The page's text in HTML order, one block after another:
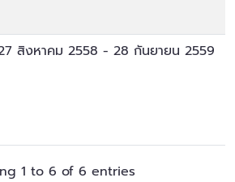
สิงหาคม 2558 - 28 กันยายน 2559
1 to 6 of 6 entries